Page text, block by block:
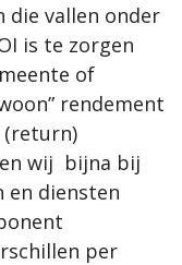
die vallen onder
is te zorgen
of
rendement
(return)
wij bijna bij
en diensten
per